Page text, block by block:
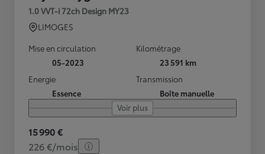
1.0 VVT-i 72ch Design MY23
LIMOGES
Mise en circulation
05-2023
Kilométrage
23 591 km
Energie
Essence
Transmission
Boîte manuelle
Voir plus
15 990 €
226 €/mois